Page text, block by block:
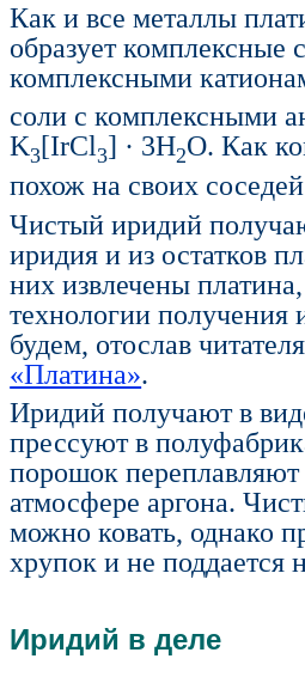
Как и все металлы
образует комплексные
комплексными
соли с комплексными
K3[IrCl3] · 3H2O. Как
похож на своих
Чистый иридий
иридия и из остатков
них извлечены
технологии получения
будем, отослав
«Платина».
Иридий получают в
прессуют в
порошок переплавляют
атмосфере аргона.
можно ковать, однако
хрупок и не поддается
Иридий в деле